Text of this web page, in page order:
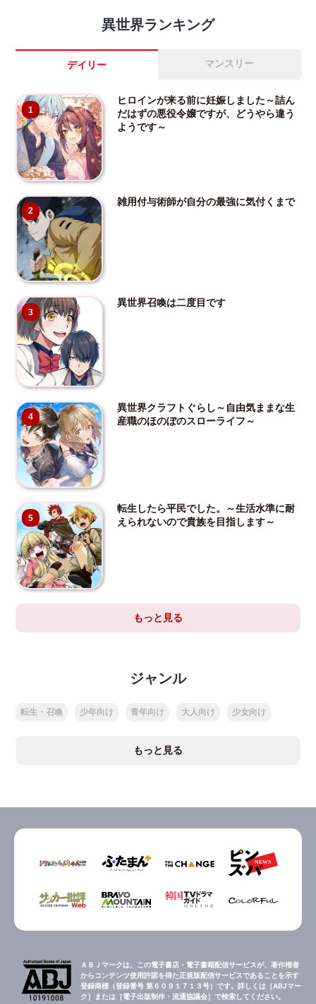
異世界ランキング
デイリー マンスリー
1
ヒロインが来る前に妊娠しました～詰ん
だはずの悪役令嬢ですが、どうやら違う
ようです～
2
雑用付与術師が自分の最強に気付くまで
3
異世界召喚は二度目です
4
異世界クラフトぐらし～自由気ままな生
産職のほのぼのスローライフ～
5
転生したら平民でした。～生活水準に耐
えられないので貴族を目指します～
もっと見る
ジャンル
転生・召喚 少年向け 青年向け 大人向け 少女向け
もっと見る
ＡＢＪマークは、この電子書店・電子書籍配信サービスが、著作権者
からコンテンツ使用許諾を得た正規版配信サービスであることを示す
登録商標（登録番号 第６０９１７１３号）です。詳しくは［ABJマー
ク］または［電子出版制作・流通協議会］で検索してください。